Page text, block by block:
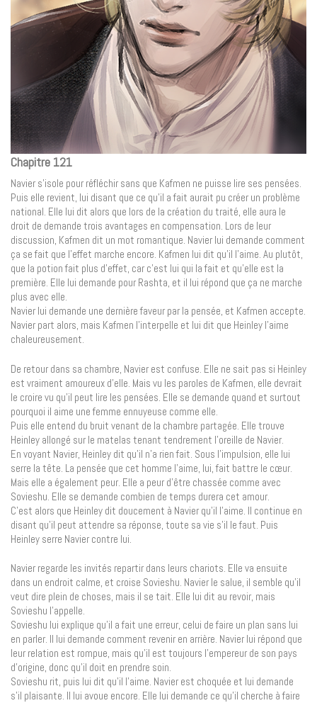
Chapitre 121
Navier s’isole pour réfléchir sans que Kafmen ne puisse lire ses pensées.
Puis elle revient, lui disant que ce qu’il a fait aurait pu créer un problème
national. Elle lui dit alors que lors de la création du traité, elle aura le
droit de demande trois avantages en compensation. Lors de leur
discussion, Kafmen dit un mot romantique. Navier lui demande comment
ça se fait que l’effet marche encore. Kafmen lui dit qu’il l’aime. Au plutôt,
que la potion fait plus d’effet, car c’est lui qui la fait et qu’elle est la
première. Elle lui demande pour Rashta, et il lui répond que ça ne marche
plus avec elle.
Navier lui demande une dernière faveur par la pensée, et Kafmen accepte.
Navier part alors, mais Kafmen l’interpelle et lui dit que Heinley l’aime
chaleureusement.
De retour dans sa chambre, Navier est confuse. Elle ne sait pas si Heinley
est vraiment amoureux d’elle. Mais vu les paroles de Kafmen, elle devrait
le croire vu qu’il peut lire les pensées. Elle se demande quand et surtout
pourquoi il aime une femme ennuyeuse comme elle.
Puis elle entend du bruit venant de la chambre partagée. Elle trouve
Heinley allongé sur le matelas tenant tendrement l’oreille de Navier.
En voyant Navier, Heinley dit qu’il n’a rien fait. Sous l’impulsion, elle lui
serre la tête. La pensée que cet homme l’aime, lui, fait battre le cœur.
Mais elle a également peur. Elle a peur d’être chassée comme avec
Sovieshu. Elle se demande combien de temps durera cet amour.
C’est alors que Heinley dit doucement à Navier qu’il l’aime. Il continue en
disant qu’il peut attendre sa réponse, toute sa vie s’il le faut. Puis
Heinley serre Navier contre lui.
Navier regarde les invités repartir dans leurs chariots. Elle va ensuite
dans un endroit calme, et croise Sovieshu. Navier le salue, il semble qu’il
veut dire plein de choses, mais il se tait. Elle lui dit au revoir, mais
Sovieshu l’appelle.
Sovieshu lui explique qu’il a fait une erreur, celui de faire un plan sans lui
en parler. Il lui demande comment revenir en arrière. Navier lui répond que
leur relation est rompue, mais qu’il est toujours l’empereur de son pays
d’origine, donc qu’il doit en prendre soin.
Sovieshu rit, puis lui dit qu’il l’aime. Navier est choquée et lui demande
s’il plaisante. Il lui avoue encore. Elle lui demande ce qu’il cherche à faire